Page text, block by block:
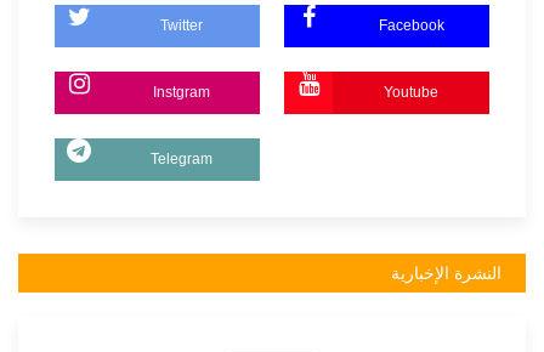
Twitter Facebook
Instgram Youtube
Telegram
النشرة الإخبارية